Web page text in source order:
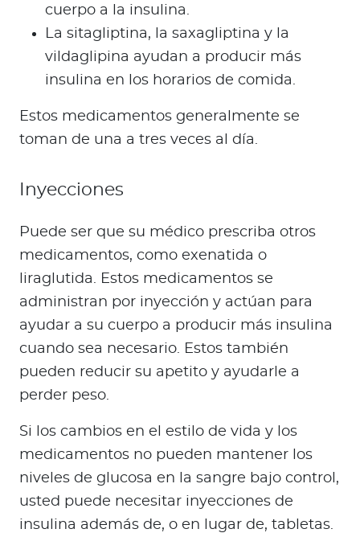
cuerpo a la insulina.
La sitagliptina, la saxagliptina y la
vildaglipina ayudan a producir más
insulina en los horarios de comida.
Estos medicamentos generalmente se
toman de una a tres veces al día.
Inyecciones
Puede ser que su médico prescriba otros
medicamentos, como exenatida o
liraglutida. Estos medicamentos se
administran por inyección y actúan para
ayudar a su cuerpo a producir más insulina
cuando sea necesario. Estos también
pueden reducir su apetito y ayudarle a
perder peso.
Si los cambios en el estilo de vida y los
medicamentos no pueden mantener los
niveles de glucosa en la sangre bajo control,
usted puede necesitar inyecciones de
insulina además de, o en lugar de, tabletas.